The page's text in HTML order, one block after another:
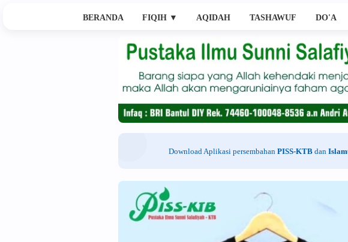
BERANDA FIQIH ▼ AQIDAH TASHAWUF DO'A
Download Aplikasi persembahan PISS-KTBdan